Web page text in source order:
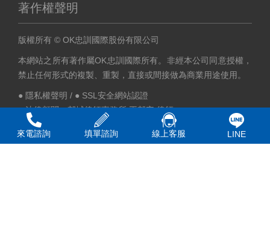
著作權聲明
版權所有 © OK忠訓國際股份有限公司
本網站之所有著作屬OK忠訓國際所有。非經本公司同意授權，
禁止任何形式的複製、重製，直接或間接做為商業用途使用。
● 隱私權聲明 / ● SSL安全網站認證
● 法律顧問：邦城律師事務所 王邦安 律師
集團事業體
來電諮詢 填單諮詢 線上客服 LINE